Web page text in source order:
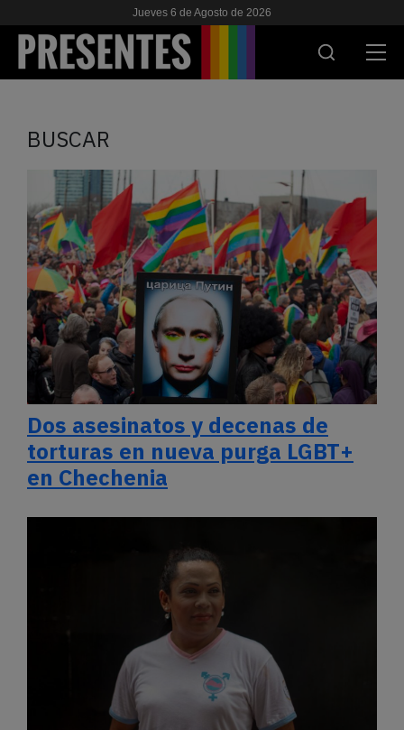
Jueves 6 de Agosto de 2026
VIH & SIDA
ESCUELA
NOSOTRES
APOYANOS
ES EN
BUSCAR
Dos asesinatos y decenas de
torturas en nueva purga LGBT+
en Chechenia